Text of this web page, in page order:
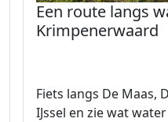
Een route langs
Krimpenerwaard
Fiets langs De Maas,
IJssel en zie wat